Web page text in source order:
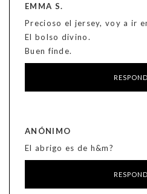
EMMA S.
Precioso el jersey, voy a ir
El bolso divino.
Buen finde.
ANÓNIMO
El abrigo es de h&m?